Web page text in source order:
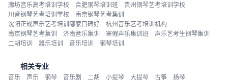
廊坊音乐高考培训学校
合肥钢琴培训班
贵州钢琴艺考培训学校
川音钢琴艺考培训学校
南京钢琴艺考集训
沈阳正规声乐艺考培训哪家口碑好
杭州音乐艺考培训机构
南京钢琴艺考集训
济南音乐集训 寒假声乐集训班
声乐艺考生钢琴集训
二胡培训
器乐培训 音乐培训 钢琴培训
相关专业
音乐 声乐 钢琴 音乐剧 二胡 小提琴 大提琴 古筝 扬琴